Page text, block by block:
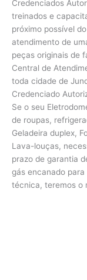
Credenciados
treinados e
próximo possível
atendimento de
peças originais de
Central de
toda cidade de
Credenciado
Se o seu
de roupas,
Geladeira duplex,
Lava-louças,
prazo de garantia
gás encanado
técnica, teremos o